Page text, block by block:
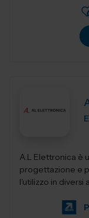
A.L Elettronica è
progettazione e
l'utilizzo in diversi